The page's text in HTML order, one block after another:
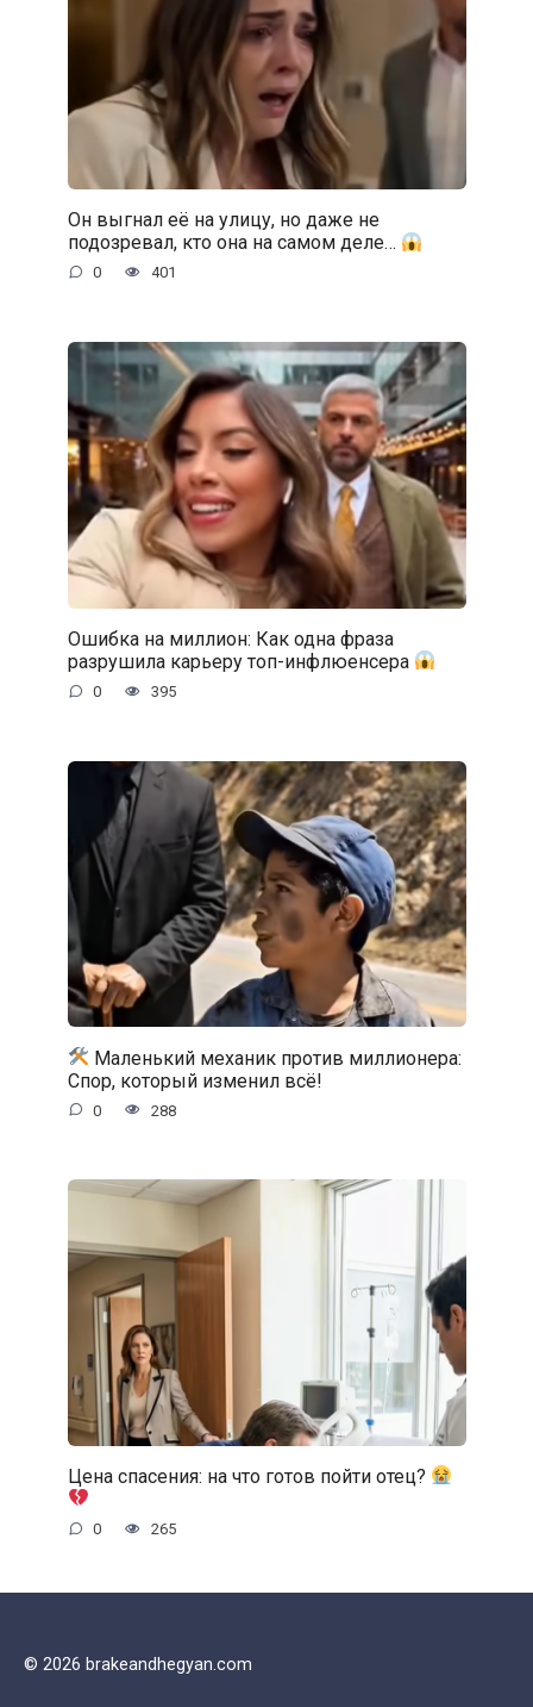
Он выгнал её на улицу, но даже не
подозревал, кто она на самом деле…
0 401
Ошибка на миллион: Как одна фраза
разрушила карьеру топ-инфлюенсера
0 395
Маленький механик против миллионера:
Спор, который изменил всё!
0 288
Цена спасения: на что готов пойти отец?
0 265
© 2026 brakeandhegyan.com